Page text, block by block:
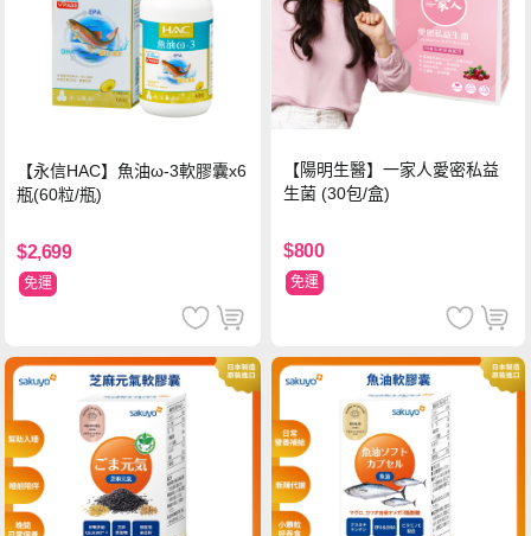
【永信HAC】魚油ω-3軟膠囊x6
瓶(60粒/瓶)
$2,699
免運
【陽明生醫】一家人愛密私益
生菌 (30包/盒)
$800
免運